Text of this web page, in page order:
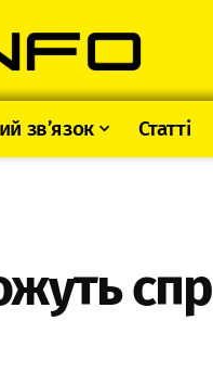
зв’язок Статті